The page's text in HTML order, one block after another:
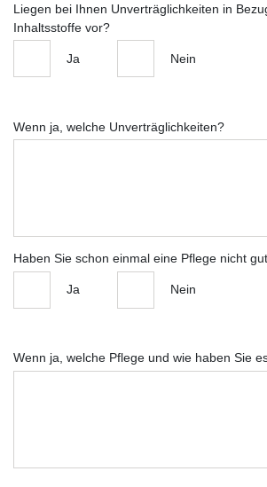
Liegen bei Ihnen Unverträglichkeiten in
Inhaltsstoffe vor?
Ja Nein
Wenn ja, welche Unverträglichkeiten?
Haben Sie schon einmal eine Pflege nicht
Ja Nein
Wenn ja, welche Pflege und wie haben Sie